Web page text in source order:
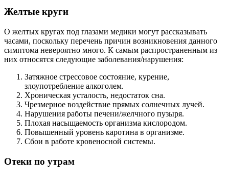
Желтые круги
О желтых кругах под глазами медики могут рассказывать
часами, поскольку перечень причин возникновения данного
симптома невероятно много. К самым распространенным из
них относятся следующие заболевания/нарушения:
Затяжное стрессовое состояние, курение,
злоупотребление алкоголем.
Хроническая усталость, недостаток сна.
Чрезмерное воздействие прямых солнечных лучей.
Нарушения работы печени/желчного пузыря.
Плохая насыщаемость организма кислородом.
Повышенный уровень каротина в организме.
Сбои в работе кровеносной системы.
Отеки по утрам